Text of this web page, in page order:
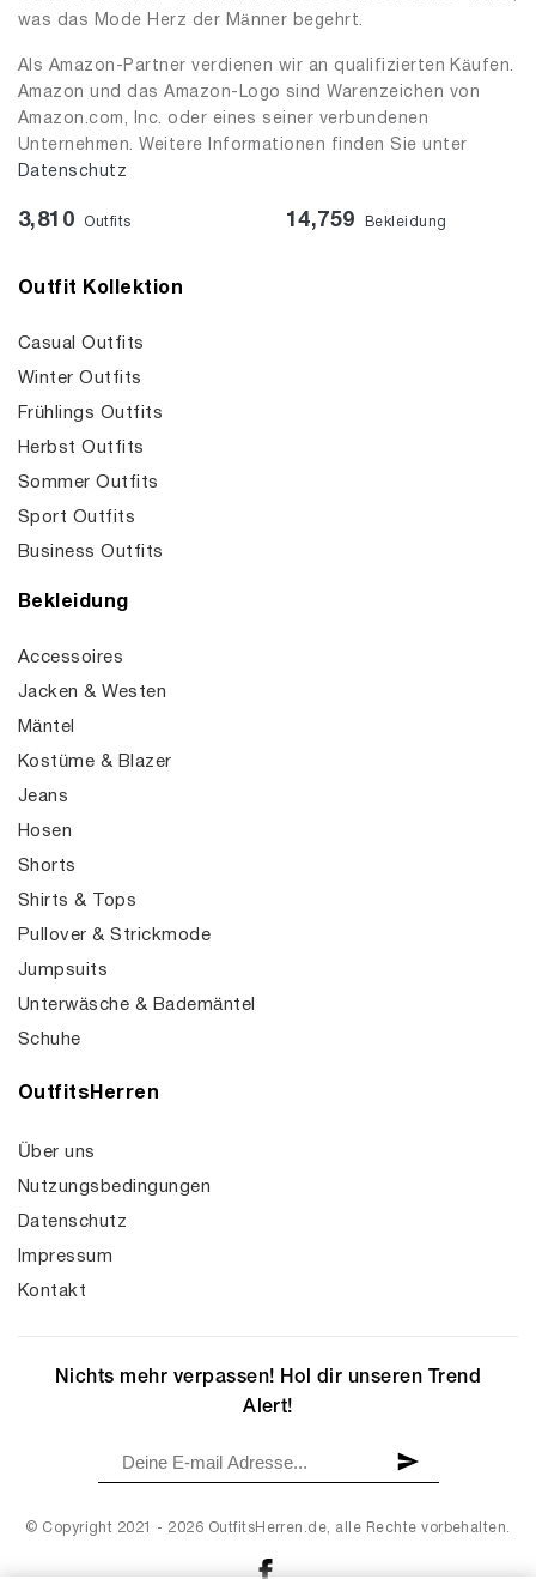
was das Mode Herz der Männer begehrt.
Als Amazon-Partner verdienen wir an qualifizierten Käufen.
Amazon und das Amazon-Logo sind Warenzeichen von
Amazon.com, Inc. oder eines seiner verbundenen
Unternehmen. Weitere Informationen finden Sie unter
Datenschutz
3,810 Outfits 14,759 Bekleidung
Outfit Kollektion
Casual Outfits
Winter Outfits
Frühlings Outfits
Herbst Outfits
Sommer Outfits
Sport Outfits
Business Outfits
Bekleidung
Accessoires
Jacken & Westen
Mäntel
Kostüme & Blazer
Jeans
Hosen
Shorts
Shirts & Tops
Pullover & Strickmode
Jumpsuits
Unterwäsche & Bademäntel
Schuhe
OutfitsHerren
Über uns
Nutzungsbedingungen
Datenschutz
Impressum
Kontakt
© Copyright 2021 - 2026 OutfitsHerren.de, alle Rechte vorbehalten.
Nichts mehr verpassen! Hol dir unseren Trend
Alert!